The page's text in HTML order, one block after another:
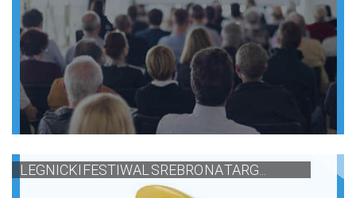
LEGNICKI FESTIWAL SREBRO NA TARG...